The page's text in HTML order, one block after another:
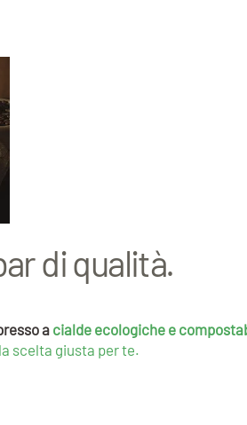
di qualità.
a cialde ecologiche e
scelta giusta per te.